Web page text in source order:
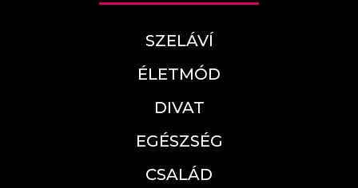
SZELÁVÍ
ÉLETMÓD
DIVAT
EGÉSZSÉG
CSALÁD